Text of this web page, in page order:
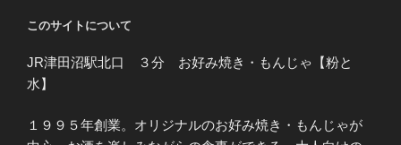
このサイトについて
JR津田沼駅北口 ３分 お好み焼き・もんじゃ【粉と
水】
１９９５年創業。オリジナルのお好み焼き・もんじゃが